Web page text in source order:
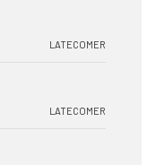
LATECOMER
LATECOMER